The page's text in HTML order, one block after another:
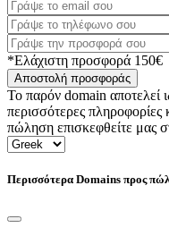
*Ελάχιστη προσφορά 150€
Αποστολή προσφοράς
Το παρόν domain αποτελεί
περισσότερες πληροφορίες
πώληση επισκεφθείτε μας
Περισσότερα Domains προς